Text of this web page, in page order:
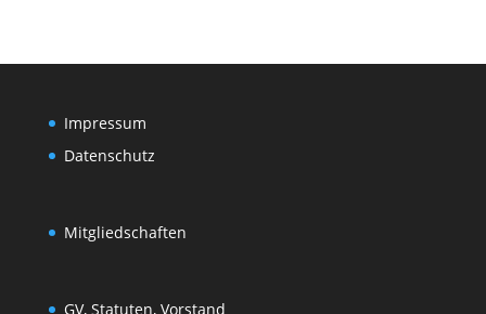
Impressum
Datenschutz
Mitgliedschaften
GV, Statuten, Vorstand